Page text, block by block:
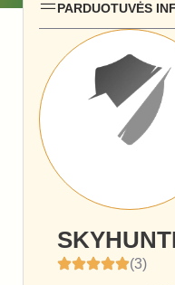
PARDUOTUVĖS
(3)